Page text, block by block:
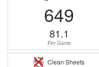
649
81.1
Per Game
Clean Sheets